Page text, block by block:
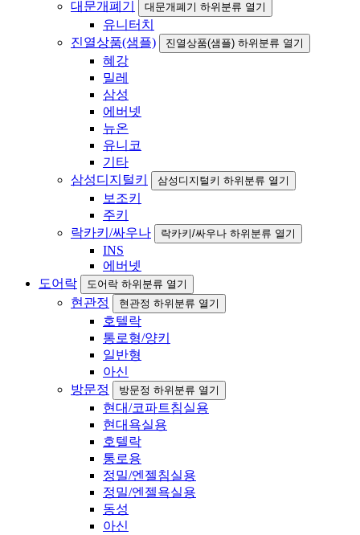
대문개폐기
대문개폐기 하위분류 열기
유니터치
진열상품(샘플)
진열상품(샘플) 하위분류 열기
혜강
밀레
삼성
에버넷
뉴온
유니코
기타
삼성디지털키
삼성디지털키 하위분류 열기
보조키
주키
락카키/싸우나
락카키/싸우나 하위분류 열기
INS
에버넷
도어락
도어락 하위분류 열기
현관정 현관정 하위분류 열기
호텔락
통로형/양키
일반형
아신
방문정
방문정 하위분류 열기
현대/코파트침실용
현대욕실용
호텔락
통로용
정밀/엔젤침실용
정밀/엔젤욕실용
동성
아신